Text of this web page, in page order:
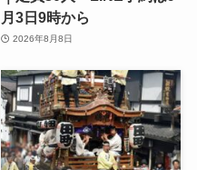
2026は9月26日、通常16時
閉館の古民家が夜だけ開く
月3日9時から
2026年8月8日